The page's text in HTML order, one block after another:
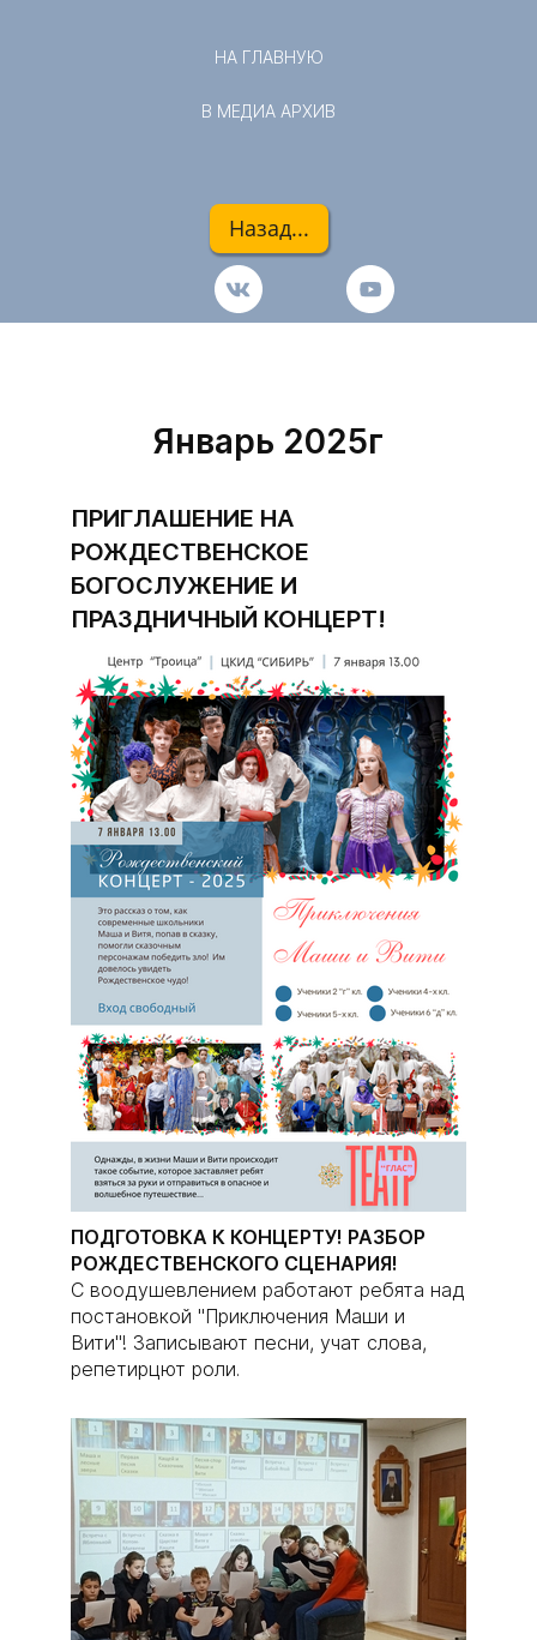
НА ГЛАВНУЮ
В МЕДИА АРХИВ
Назад...
Январь 2025г
ПРИГЛАШЕНИЕ НА
РОЖДЕСТВЕНСКОЕ
БОГОСЛУЖЕНИЕ И
ПРАЗДНИЧНЫЙ КОНЦЕРТ!
ПОДГОТОВКА К КОНЦЕРТУ! РАЗБОР
РОЖДЕСТВЕНСКОГО СЦЕНАРИЯ!
С воодушевлением работают ребята над
постановкой "Приключения Маши и
Вити"! Записывают песни, учат слова,
репетирцют роли.